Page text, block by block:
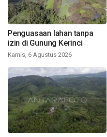
Penguasaan lahan tanpa
izin di Gunung Kerinci
Kamis, 6 Agustus 2026